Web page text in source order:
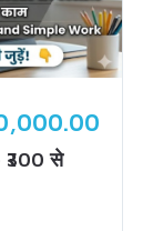
से